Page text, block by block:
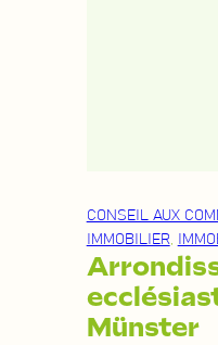
CONSEIL AUX
IMMOBILIER,
Münster